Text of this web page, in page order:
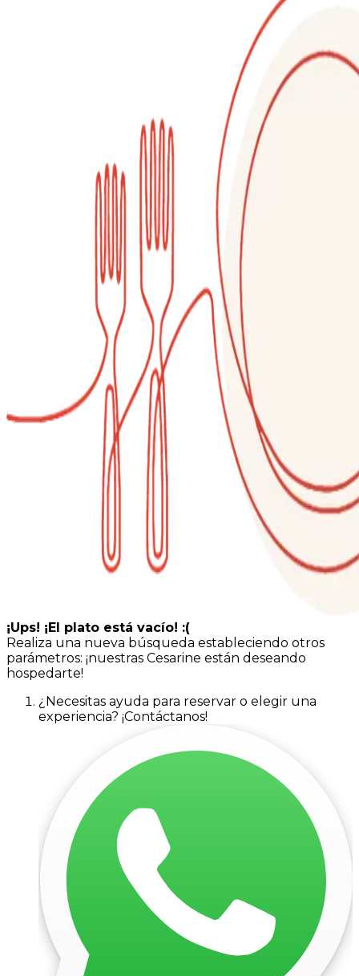
¡Ups! ¡El plato está vacío! :(
Realiza una nueva búsqueda estableciendo otros
parámetros: ¡nuestras Cesarine están deseando
hospedarte!
¿Necesitas ayuda para reservar o elegir una
experiencia? ¡Contáctanos!